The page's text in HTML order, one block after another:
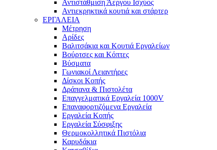
Αντιστάθμιση Άεργου Ισχύος
Αντιεκρηκτικά κουτιά και στάρτερ
ΕΡΓΑΛΕΙΑ
Μέτρηση
Αρίδες
Βαλιτσάκια και Κουτιά Εργαλείων
Βούρτσες και Κόπτες
Βύσματα
Γωνιακοί Λειαντήρες
Δίσκοι Κοπής
Δράπανα & Πιστολέτα
Επαγγελματικά Εργαλεία 1000V
Επαναφορτιζόμενα Εργαλεία
Εργαλεία Κοπής
Εργαλεία Σύσφιξης
Θερμοκολλητικά Πιστόλια
Καρυδάκια